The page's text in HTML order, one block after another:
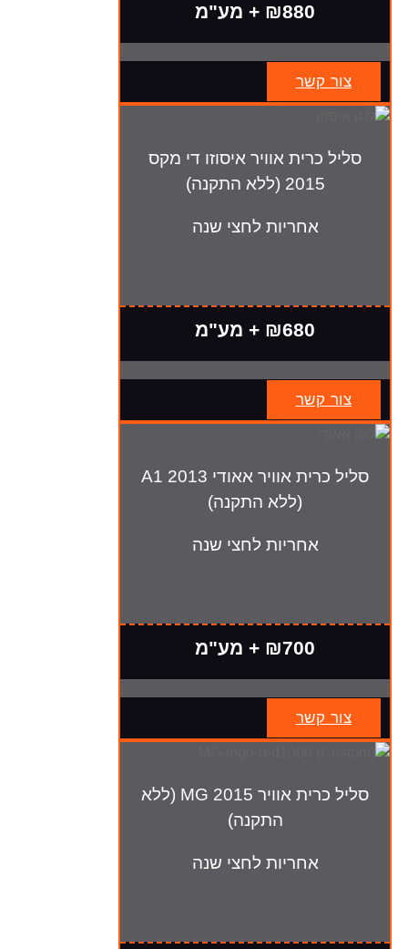
₪880 + מע"מ
צור קשר
סליל כרית אוויר איסוזו די מקס
2015 (ללא התקנה)
אחריות לחצי שנה
₪680 + מע"מ
צור קשר
סליל כרית אוויר אאודי A1 2013
(ללא התקנה)
אחריות לחצי שנה
₪700 + מע"מ
צור קשר
סליל כרית אוויר MG 2015 (ללא
התקנה)
אחריות לחצי שנה